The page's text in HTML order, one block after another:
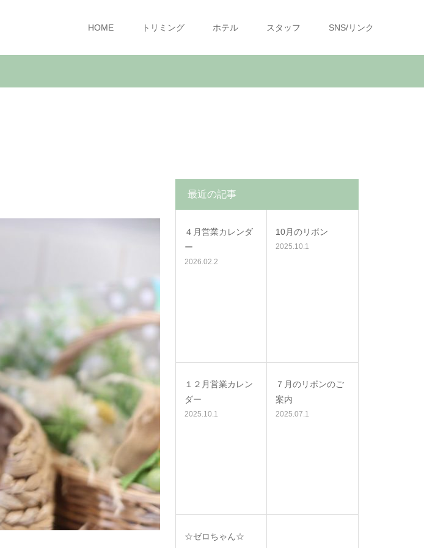
HOME トリミング ホテル スタッフ SNS/リンク
最近の記事
４月営業カレンダ
ー
2026.02.2
10月のリボン
2025.10.1
１２月営業カレン
ダー
2025.10.1
７月のリボンのご
案内
2025.07.1
☆ゼロちゃん☆